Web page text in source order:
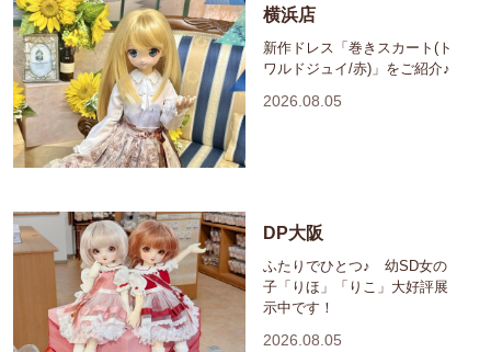
横浜店
新作ドレス「巻きスカート(ト
ワルドジュイ/赤)」をご紹介♪
2026.08.05
DP大阪
ふたりでひとつ♪ 幼SD女の
子「りほ」「りこ」大好評展
示中です！
2026.08.05